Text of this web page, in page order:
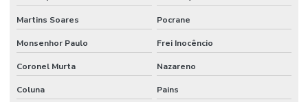
Martins Soares Pocrane
Monsenhor Paulo Frei Inocêncio
Coronel Murta Nazareno
Coluna Pains